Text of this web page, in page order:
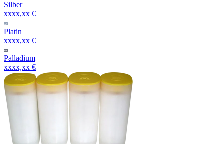
Silber
xxxx,xx €
Platin
xxxx,xx €
Palladium
xxxx,xx €